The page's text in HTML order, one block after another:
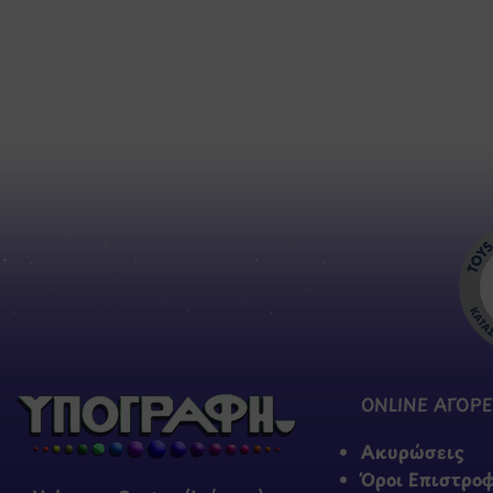
ONLINE
Ακυρώσεις
Όροι